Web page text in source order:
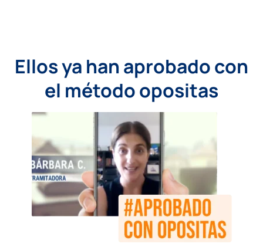
Ellos ya han aprobado con
el método opositas